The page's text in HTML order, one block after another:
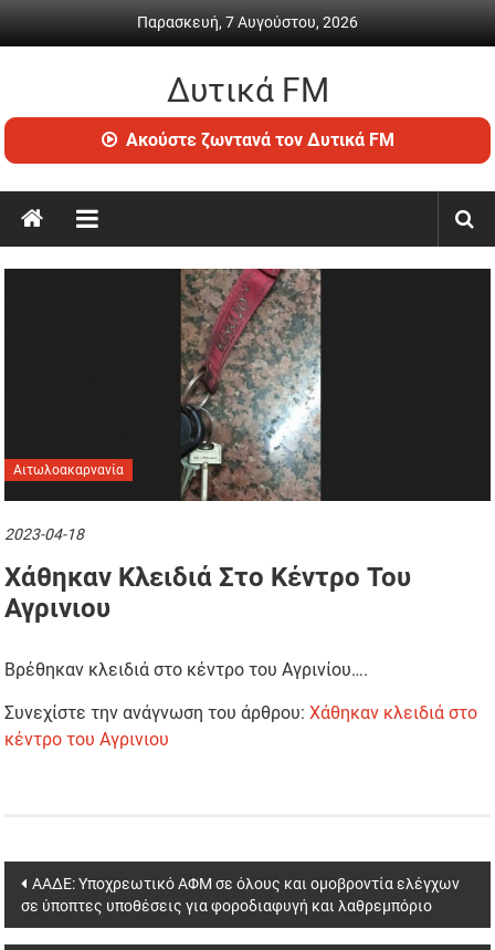
Παρασκευή, 7 Αυγούστου, 2026
Δυτικά FM
Ραδιόφωνο
•
ενημέρωση
Ακούστε ζωντανά τον Δυτικά FM
Αιτωλοακαρνανία
2023-04-18
Xάθηκαν Κλειδιά Στο Κέντρο Του
Αγρινιου
Βρέθηκαν κλειδιά στο κέντρο του Αγρινίου….
Συνεχίστε την ανάγνωση του άρθρου:Xάθηκαν κλειδιά στο
κέντρο του Αγρινιου
Post
navigation
ΑΑΔΕ: Υποχρεωτικό ΑΦΜ σε όλους και ομοβροντία ελέγχων
σε ύποπτες υποθέσεις για φοροδιαφυγή και λαθρεμπόριο